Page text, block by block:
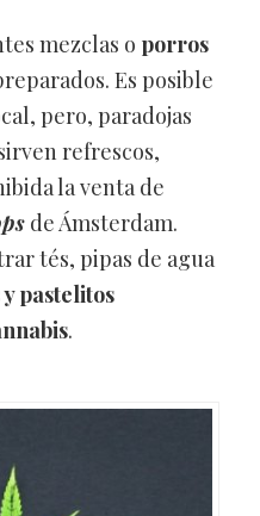
mezclas o porros
Es posible
pero, paradojas
refrescos,
la venta de
de Ámsterdam.
tés, pipas de agua
pastelitos
.